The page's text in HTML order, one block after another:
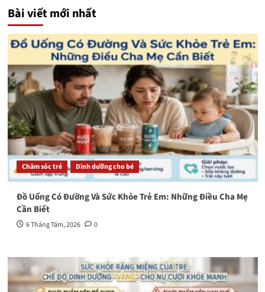
Bài viết mới nhất
Chăm sóc trẻ Dinh dưỡng cho bé
Đồ Uống Có Đường Và Sức Khỏe Trẻ Em: Những Điều Cha Mẹ
Cần Biết
6 Tháng Tám, 2026 0